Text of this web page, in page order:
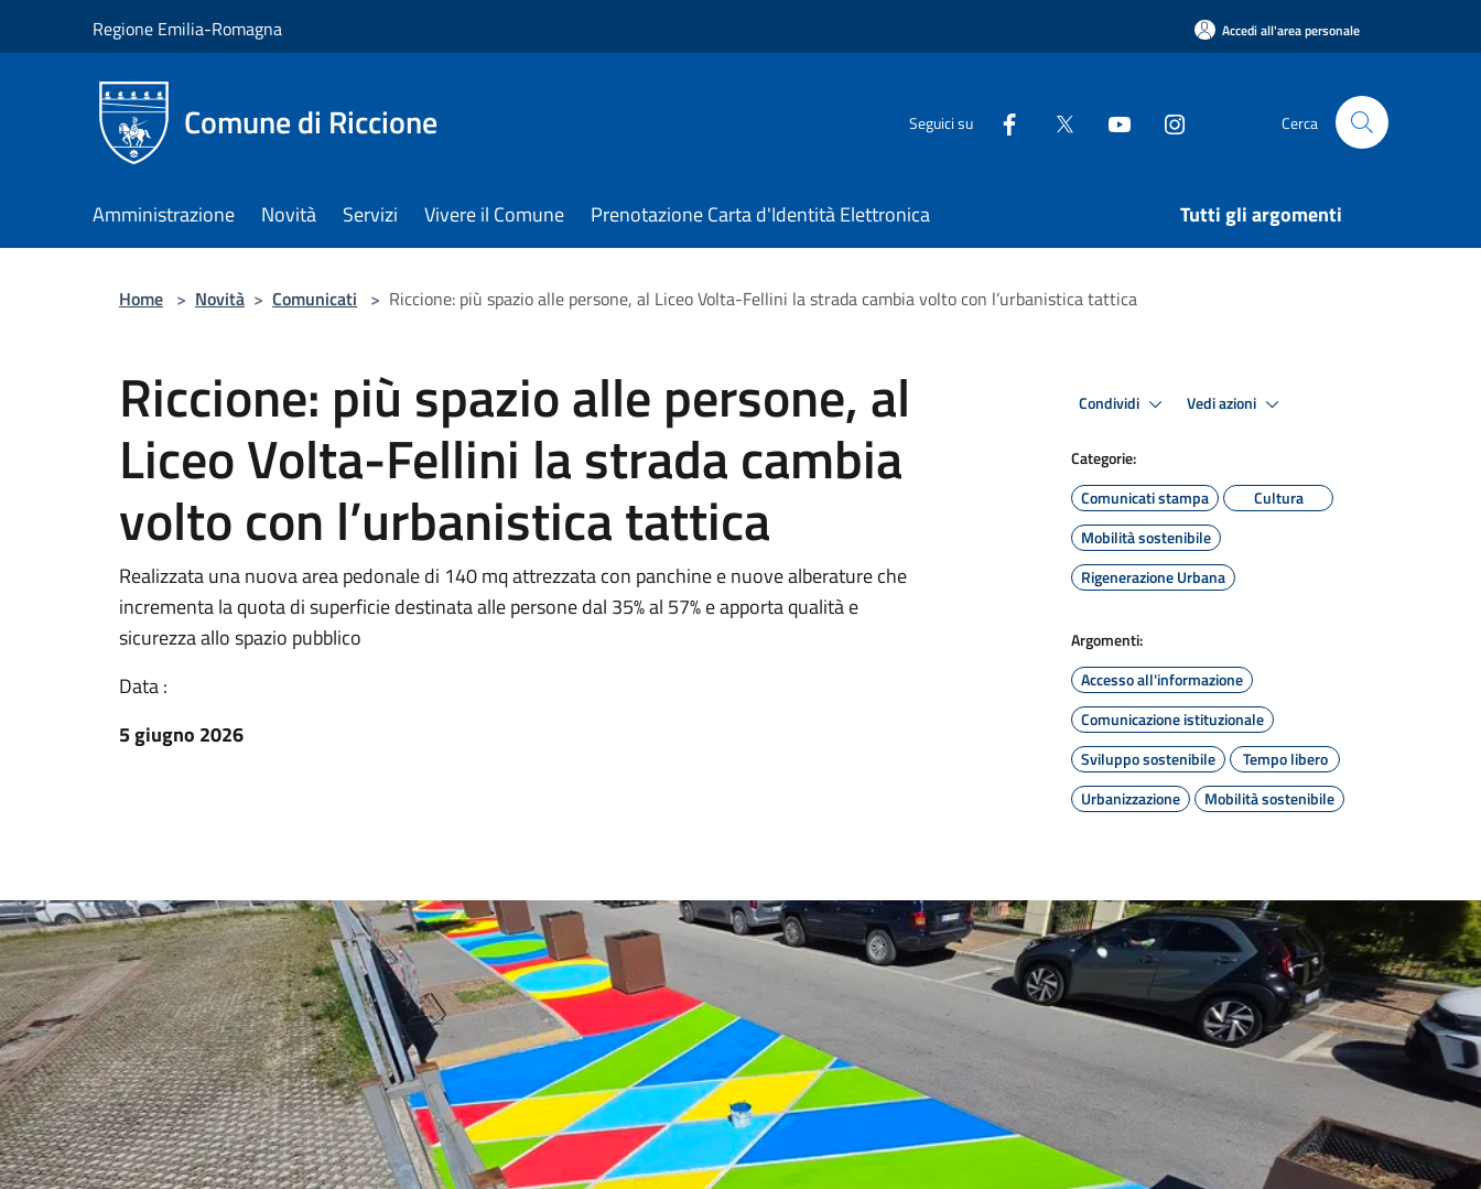
Regione Emilia-Romagna Accedi all'area personale
Comune di Riccione Seguici su Cerca
Amministrazione Novità Servizi Vivere il Comune Prenotazione Carta d'Identità Elettronica Tutti gli argomenti
Home > Novità > Comunicati > Riccione: più spazio alle persone, al Liceo Volta-Fellini la strada cambia volto con l’urbanistica tattica
Riccione: più spazio alle persone, al
Liceo Volta-Fellini la strada cambia
volto con l’urbanistica tattica
Realizzata una nuova area pedonale di 140 mq attrezzata con panchine e nuove alberature che
incrementa la quota di superficie destinata alle persone dal 35% al 57% e apporta qualità e
sicurezza allo spazio pubblico
Data :
5 giugno 2026
Condividi Vedi azioni
Categorie:
Comunicati stampa
Cultura
Mobilità sostenibile
Rigenerazione Urbana
Argomenti:
Accesso all'informazione
Comunicazione istituzionale
Sviluppo sostenibile
Tempo libero
Urbanizzazione
Mobilità sostenibile